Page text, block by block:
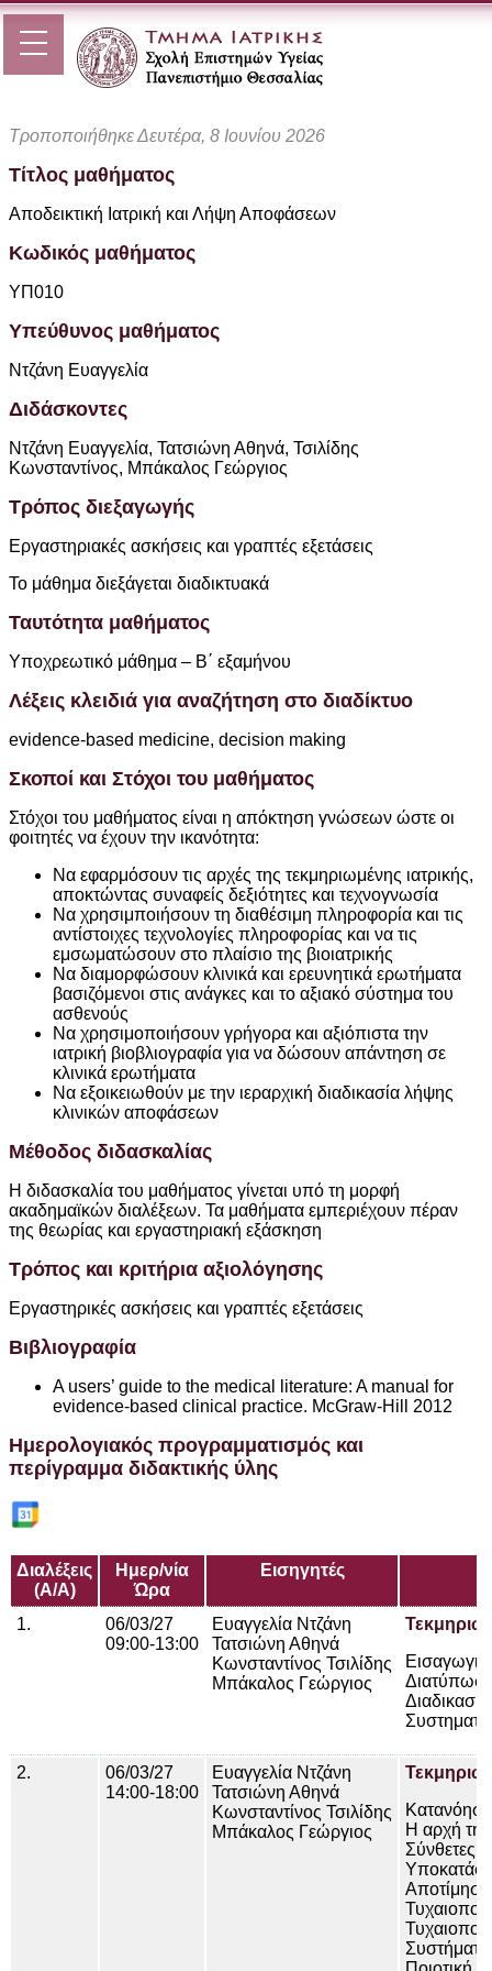
Τροποποιήθηκε Δευτέρα, 8 Ιουνίου 2026
Τίτλος μαθήματος
Αποδεικτική Ιατρική και Λήψη Αποφάσεων
Κωδικός μαθήματος
ΥΠ010
Υπεύθυνος μαθήματος
Ντζάνη Ευαγγελία
Διδάσκοντες
Ντζάνη Ευαγγελία, Τατσιώνη Αθηνά, Τσιλίδης
Κωνσταντίνος, Μπάκαλος Γεώργιος
Τρόπος διεξαγωγής
Εργαστηριακές ασκήσεις και γραπτές εξετάσεις
Το μάθημα διεξάγεται διαδικτυακά
Ταυτότητα μαθήματος
Υποχρεωτικό μάθημα – B΄ εξαμήνου
Λέξεις κλειδιά για αναζήτηση στο διαδίκτυο
evidence-based medicine, decision making
Σκοποί και Στόχοι του μαθήματος
Στόχοι του μαθήματος είναι η απόκτηση γνώσεων ώστε οι
φοιτητές να έχουν την ικανότητα:
Να εφαρμόσουν τις αρχές της τεκμηριωμένης ιατρικής,
αποκτώντας συναφείς δεξιότητες και τεχνογνωσία
Να χρησιμποιήσουν τη διαθέσιμη πληροφορία και τις
αντίστοιχες τεχνολογίες πληροφορίας και να τις
εμσωματώσουν στο πλαίσιο της βιοιατρικής
Να διαμορφώσουν κλινικά και ερευνητικά ερωτήματα
βασιζόμενοι στις ανάγκες και το αξιακό σύστημα του
ασθενούς
Να χρησιμοποιήσουν γρήγορα και αξιόπιστα την
ιατρική βιοβλιογραφία για να δώσουν απάντηση σε
κλινικά ερωτήματα
Να εξοικειωθούν με την ιεραρχική διαδικασία λήψης
κλινικών αποφάσεων
Μέθοδος διδασκαλίας
Η διδασκαλία του μαθήματος γίνεται υπό τη μορφή
ακαδημαϊκών διαλέξεων. Τα μαθήματα εμπεριέχουν πέραν
της θεωρίας και εργαστηριακή εξάσκηση
Τρόπος και κριτήρια αξιολόγησης
Εργαστηρικές ασκήσεις και γραπτές εξετάσεις
Βιβλιογραφία
A users’ guide to the medical literature: A manual for
evidence-based clinical practice. McGraw-Hill 2012
Ημερολογιακός προγραμματισμός και
περίγραμμα διδακτικής ύλης
Διαλέξεις
(Α/Α)
Ημερ/νία
Ώρα
Εισηγητές
1.
06/03/27
09:00-13:00
Ευαγγελία Ντζάνη
Τατσιώνη Αθηνά
Κωνσταντίνος Τσιλίδης
Μπάκαλος Γεώργιος
2.
06/03/27
14:00-18:00
Ευαγγελία Ντζάνη
Τατσιώνη Αθηνά
Κωνσταντίνος Τσιλίδης
Μπάκαλος Γεώργιος
Η αρχή
Σύνθετες